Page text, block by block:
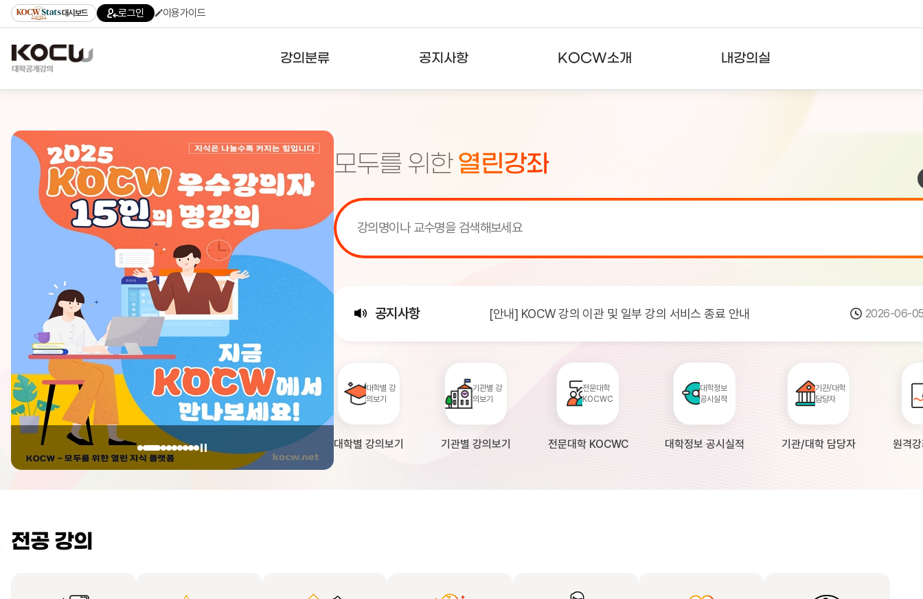
대시보드 로그인 이용가이드
강의분류
기관강의
테마강의
공지사항
주요통계현황
KOCW소개 내강의실
모두를 위한 열린강좌
공지사항
[서비스점검] KOCW 서비스 점검 안내(7월 24일 19:00 ~ 7월... 2026-07-
[안내] KOCW 강의 이관 및 일부 강의 서비스 종료 안내 2026-06-
[안내] 2026년 대학정보공시 대학의 원격강좌 현황 조사 안내(자주묻... 2026-04-
대학별 강
의보기
대학별 강의보기
기관별 강
의보기
기관별 강의보기
전문대학
KOCWC
전문대학 KOCWC
대학정보
공시실적
대학정보 공시실적
기관/대학
담당자
기관/대학 담당자 원격
전공 강의